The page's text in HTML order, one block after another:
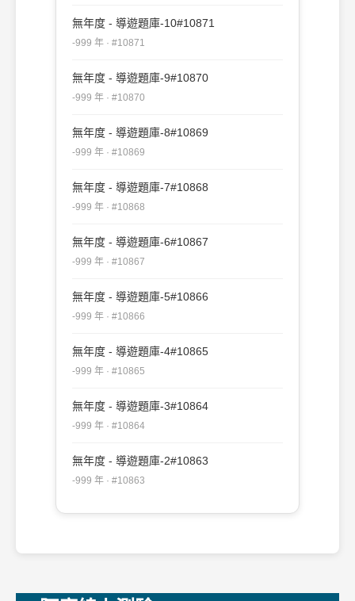
無年度 - 導遊題庫-10#10871
-999 年 · #10871
無年度 - 導遊題庫-9#10870
-999 年 · #10870
無年度 - 導遊題庫-8#10869
-999 年 · #10869
無年度 - 導遊題庫-7#10868
-999 年 · #10868
無年度 - 導遊題庫-6#10867
-999 年 · #10867
無年度 - 導遊題庫-5#10866
-999 年 · #10866
無年度 - 導遊題庫-4#10865
-999 年 · #10865
無年度 - 導遊題庫-3#10864
-999 年 · #10864
無年度 - 導遊題庫-2#10863
-999 年 · #10863